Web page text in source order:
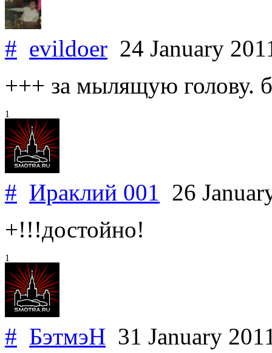
# evildoer 24 January
+++ за мылящую голову.
1
# Ираклий 001 26
+!!!достойно!
1
# БэтмэН 31 January